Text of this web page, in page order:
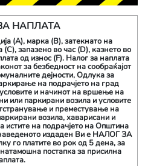
НАПЛАТА
(A), марка (B), затекнато на
запазено во час (D), казнето во
од износ (F). Налог за наплата
за безбедност на сообраќајот
дејности, Одлука за
на подрачјето на град
и начинот на вршење на
или паркирани возила и условите
и преместување на
возила, хаварисани и
истите на подрачјето на Општина
издаден Ви е НАЛОГ ЗА
го платите во рок од 5 дена, за
постапка за присилна